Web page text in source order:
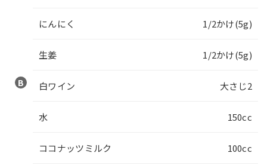
にんにく 1/2かけ(5g)
生姜 1/2かけ(5g)
白ワイン 大さじ2
水 150cc
ココナッツミルク 100cc